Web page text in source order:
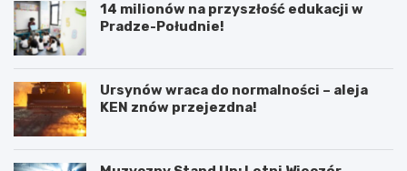
14 milionów na przyszłość edukacji w
Pradze-Południe!
Ursynów wraca do normalności – aleja
KEN znów przejezdna!